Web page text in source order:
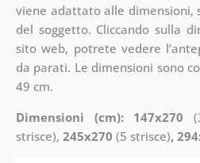
viene adattato alle dimensioni,
del soggetto. Cliccando sulla
sito web, potrete vedere
da parati. Le dimensioni sono
49 cm.
Dimensioni (cm): 147x270
strisce), 245x270 (5 strisce),